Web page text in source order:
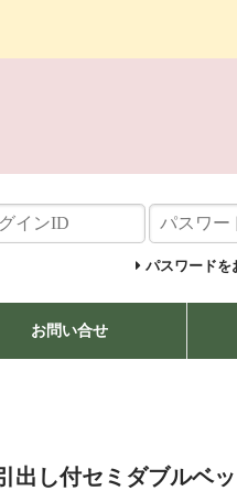
パスワードを
お問い合せ
出し付セミダブルベ